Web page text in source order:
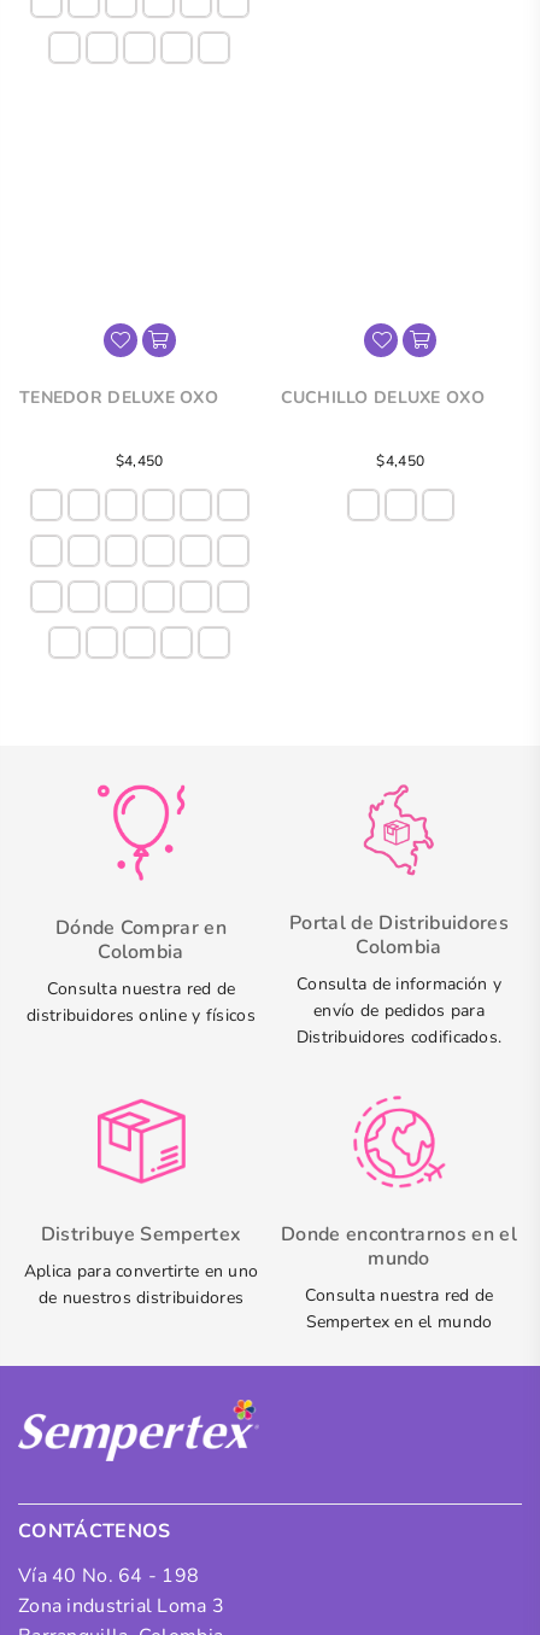
TENEDOR DELUXE OXO
$4,450
CUCHILLO DELUXE OXO
Precio
regular
$4,450
Dónde Comprar en
Colombia
Consulta nuestra red de
distribuidores online y físicos
Portal de Distribuidores
Colombia
Consulta de información y
envío de pedidos para
Distribuidores codificados.
Distribuye Sempertex
Aplica para convertirte en uno
de nuestros distribuidores
Donde encontrarnos en el
mundo
Consulta nuestra red de
Sempertex en el mundo
CONTÁCTENOS
Vía 40 No. 64 - 198
Zona industrial Loma 3